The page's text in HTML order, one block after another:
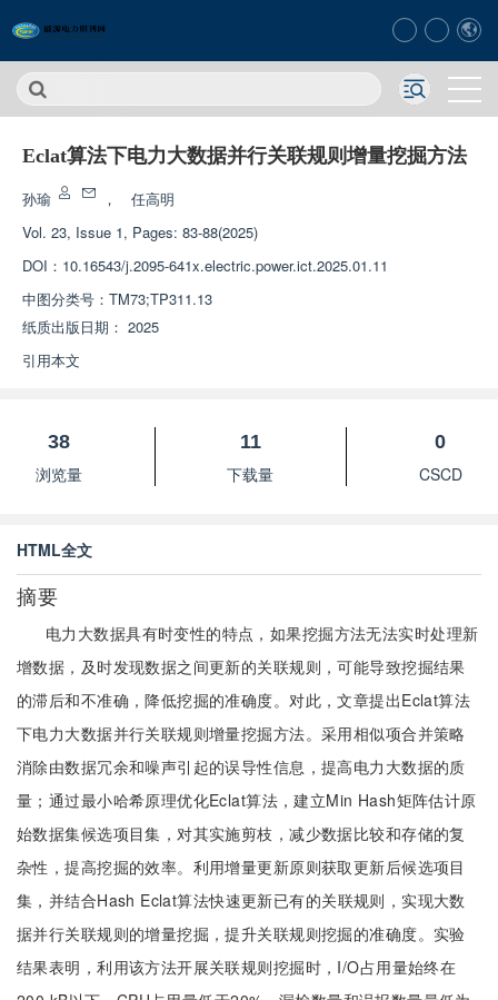
Eclat算法下电力大数据并行关联规则增量挖掘方法
孙瑜 ，
任高明
Vol. 23, Issue 1, Pages: 83-88(2025)
DOI： 10.16543/j.2095-641x.electric.power.ict.2025.01.11
中图分类号： TM73;TP311.13
纸质出版日期： 2025
引用本文
38
浏览量
11
下载量
0
CSCD
HTML全文
摘要
电力大数据具有时变性的特点，如果挖掘方法无法实时处理新
增数据，及时发现数据之间更新的关联规则，可能导致挖掘结果
的滞后和不准确，降低挖掘的准确度。对此，文章提出Eclat算法
下电力大数据并行关联规则增量挖掘方法。采用相似项合并策略
消除由数据冗余和噪声引起的误导性信息，提高电力大数据的质
量；通过最小哈希原理优化Eclat算法，建立Min Hash矩阵估计原
始数据集候选项目集，对其实施剪枝，减少数据比较和存储的复
杂性，提高挖掘的效率。利用增量更新原则获取更新后候选项目
集，并结合Hash Eclat算法快速更新已有的关联规则，实现大数
据并行关联规则的增量挖掘，提升关联规则挖掘的准确度。实验
结果表明，利用该方法开展关联规则挖掘时，I/O占用量始终在